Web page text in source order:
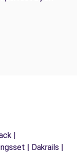
|
| Dakrails |